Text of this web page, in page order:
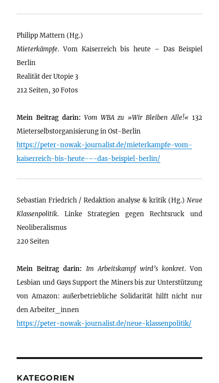
Philipp Mattern (Hg.)
Mieterkämpfe. Vom Kaiserreich bis heute – Das Beispiel
Berlin
Realität der Utopie 3
212 Seiten, 30 Fotos
Mein Beitrag darin: Vom WBA zu »Wir Bleiben Alle!« 132
Mieterselbstorganisierung in Ost-Berlin
https://peter-nowak-journalist.de/mieterkampfe-vom-
kaiserreich-bis-heute-–-das-beispiel-berlin/
Sebastian Friedrich / Redaktion analyse & kritik (Hg.) Neue
Klassenpolitik. Linke Strategien gegen Rechtsruck und
Neoliberalismus
220 Seiten
Mein Beitrag darin: Im Arbeitskampf wird’s konkret. Von
Lesbian und Gays Support the Miners bis zur Unterstützung
von Amazon: außerbetriebliche Solidarität hilft nicht nur
den Arbeiter_innen
https://peter-nowak-journalist.de/neue-klassenpolitik/
KATEGORIEN